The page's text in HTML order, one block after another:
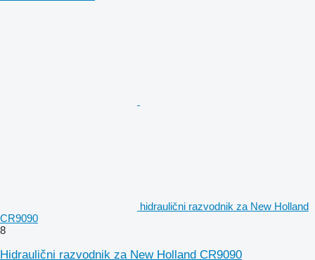
hidraulični razvodnik za New Holland
CR9090
8
Hidraulični razvodnik za New Holland CR9090